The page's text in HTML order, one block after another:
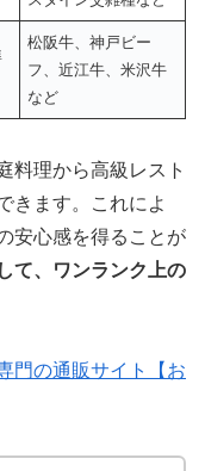
松阪牛、神戸ビー
フ、近江牛、米沢牛
など
料理から高級レスト
きます。これによ
安心感を得ることが
て、ワンランク上の
門の通販サイト【お